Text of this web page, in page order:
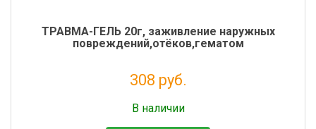
ТРАВМА-ГЕЛЬ 20г, заживление наружных
повреждений,отёков,гематом
308 руб.
В наличии